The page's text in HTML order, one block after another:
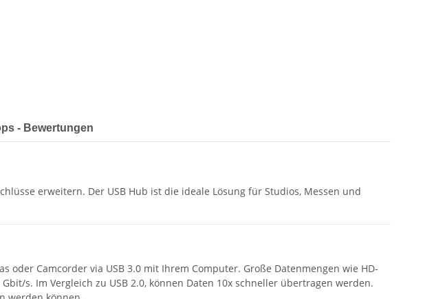
- Bewertungen
erweitern. Der USB Hub ist die ideale Lösung für Studios, Messen und
Camcorder via USB 3.0 mit Ihrem Computer. Große Datenmengen wie HD-
s. Im Vergleich zu USB 2.0, können Daten 10x schneller übertragen werden.